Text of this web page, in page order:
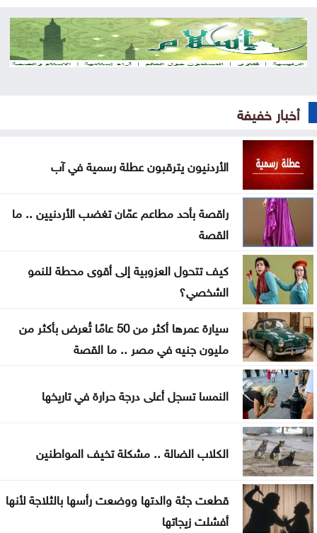
عقوبات أميركية تستهدف منصات عملات رقمية
مرتبطة بتمويل الحرس الثوري
عون: تقدم إيجابي في مفاوضات روما حول الحدود
والأسرى
سامو زين يفاجئ جمهوره ويعلن ارتباطه بفنانة مصرية
أوبن إيه آي تتيح محادثات غير محدودة لمستخدمي
ChatGPT المجانيين
6 وسائل منزلية فعّالة لطرد البعوض
البنك الدولي يمنح سوريا 100 مليون دولار لتحديث
القطاع المالي
بغداد والرياض تبحثان التنسيق الأمني وتطورات
المنطقة
واشنطن: اتفاق مرتقب لإعادة فتح مضيق هرمز خلال
الساعات المقبلة
أخبار خفيفة
الأردنيون يترقبون عطلة رسمية في آب
راقصة بأحد مطاعم عمّان تغضب الأردنيين .. ما
القصة
كيف تتحول العزوبية إلى أقوى محطة للنمو
الشخصي؟
سيارة عمرها أكثر من 50 عامًا تُعرض بأكثر من
مليون جنيه في مصر .. ما القصة
النمسا تسجل أعلى درجة حرارة في تاريخها
الكلاب الضالة .. مشكلة تخيف المواطنين
قطعت جثة والدتها ووضعت رأسها بالثلاجة لأنها
أفشلت زيجاتها